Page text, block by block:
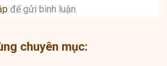
để gửi bình luận.
chuyên mục: